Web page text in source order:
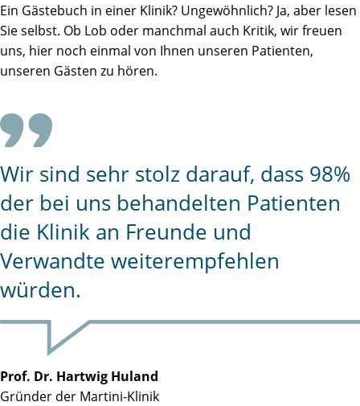
Ein Gästebuch in einer Klinik? Ungewöhnlich? Ja, aber lesen
Sie selbst. Ob Lob oder manchmal auch Kritik, wir freuen
uns, hier noch einmal von Ihnen unseren Patienten,
unseren Gästen zu hören.
Wir sind sehr stolz darauf, dass 98%
der bei uns behandelten Patienten
die Klinik an Freunde und
Verwandte weiterempfehlen
würden.
Prof. Dr. Hartwig Huland
Gründer der Martini-Klinik